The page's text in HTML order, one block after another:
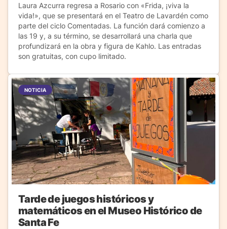
Laura Azcurra regresa a Rosario con «Frida, ¡viva la
vida!», que se presentará en el Teatro de Lavardén como
parte del ciclo Comentadas. La función dará comienzo a
las 19 y, a su término, se desarrollará una charla que
profundizará en la obra y figura de Kahlo. Las entradas
son gratuitas, con cupo limitado.
NOTICIA
Tarde de juegos históricos y
matemáticos en el Museo Histórico de
Santa Fe